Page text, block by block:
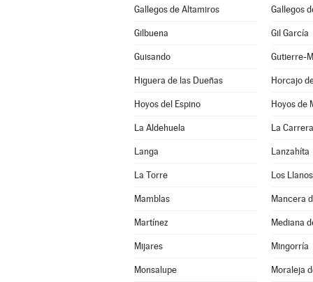
Gallegos de Altamiros Gallegos
Gilbuena Gil García
Guisando Gutierre-
Higuera de las Dueñas Horcajo
Hoyos del Espino Hoyos de
La Aldehuela La Carrera
Langa Lanzahíta
La Torre Los
Mamblas Mancera
Martínez Mediana
Mijares Mingorría
Monsalupe Moraleja